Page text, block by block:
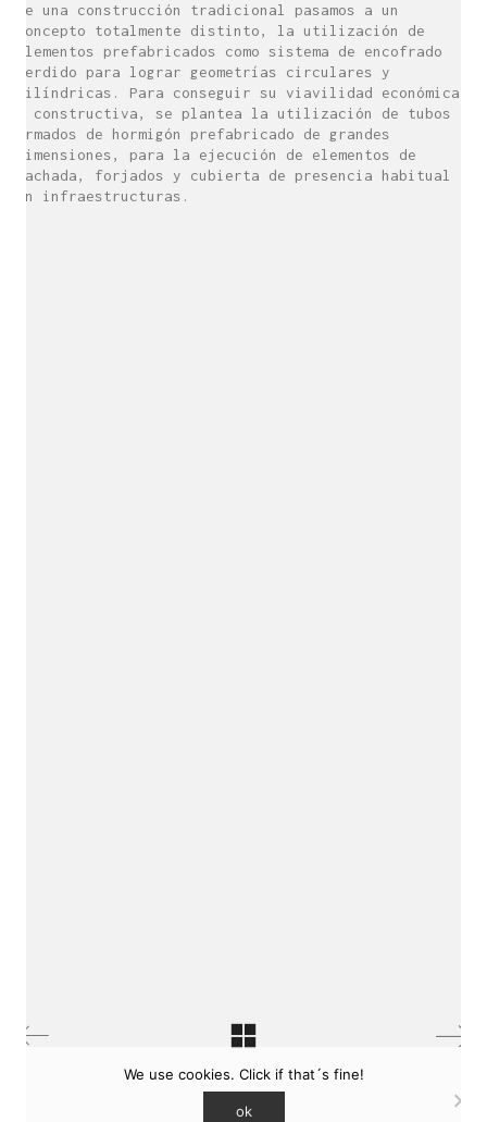
De una construcción tradicional pasamos a un
concepto totalmente distinto, la utilización de
elementos prefabricados como sistema de encofrado
perdido para lograr geometrías circulares y
cilíndricas. Para conseguir su viavilidad económica,
y constructiva, se plantea la utilización de tubos
armados de hormigón prefabricado de grandes
dimensiones, para la ejecución de elementos de
fachada, forjados y cubierta de presencia habitual
en infraestructuras.
© Copyright sukunfuku studio SLP (2026). CSCAE
We use cookies. Click if that´s fine!
ok